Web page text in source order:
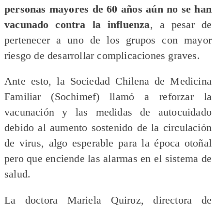
personas mayores de 60 años aún no se han
vacunado contra la influenza, a pesar de
pertenecer a uno de los grupos con mayor
riesgo de desarrollar complicaciones graves.
Ante esto, la Sociedad Chilena de Medicina
Familiar (Sochimef) llamó a reforzar la
vacunación y las medidas de autocuidado
debido al aumento sostenido de la circulación
de virus, algo esperable para la época otoñal
pero que enciende las alarmas en el sistema de
salud.
La doctora Mariela Quiroz, directora de